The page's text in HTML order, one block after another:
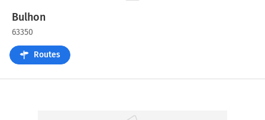
Bulhon
63350
Routes